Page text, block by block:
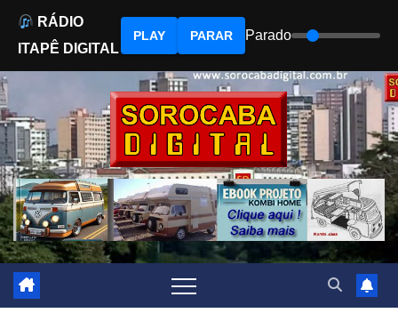
to
content
RÁDIO
ITAPÊ DIGITAL
PLAY PARAR Parado